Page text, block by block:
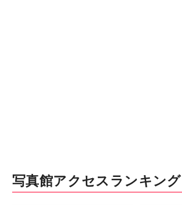
写真館アクセスランキング